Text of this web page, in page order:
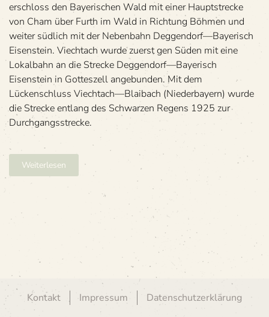
wa­
gen
der
Regentalbahn
erschloss den Bayerischen Wald mit einer Hauptstrecke
von Cham über Furth im Wald in Richtung Böhmen und
weiter südlich mit der Nebenbahn Deggendorf—Bayerisch
Eisenstein. Viechtach wurde zuerst gen Süden mit eine
Lokalbahn an die Strecke Deggendorf—Bayerisch
Eisenstein in Gotteszell angebunden. Mit dem
Lückenschluss Viechtach—Blaibach (Niederbayern) wurde
die Strecke entlang des Schwarzen Regens 1925 zur
Durchgangsstrecke.
Weiterlesen
Kontakt Impressum Datenschutzerklärung